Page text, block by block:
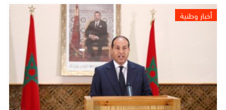
أخبار وطنية